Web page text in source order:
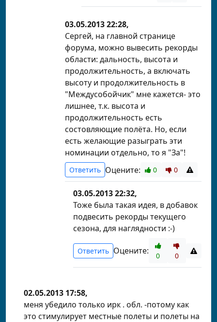
03.05.2013 22:28,
Сергей, на главной странице
форума, можно вывесить рекорды
области: дальность, высота и
продолжительность, а включать
высоту и продолжительность в
"Междусобойчик" мне кажется- это
лишнее, т.к. высота и
продолжительность есть
состовляющие полёта. Но, если
есть желающие разыграть эти
номинации отдельно, то я "За"!
Ответить Оцените: 0 0
03.05.2013 22:32,
Тоже была такая идея, в добавок
подвесить рекорды текущего
сезона, для наглядности :-)
Ответить Оцените: 0 0
02.05.2013 17:58,
меня убедило только ирк . обл. -потому как
это стимулирует местные полеты и полеты на